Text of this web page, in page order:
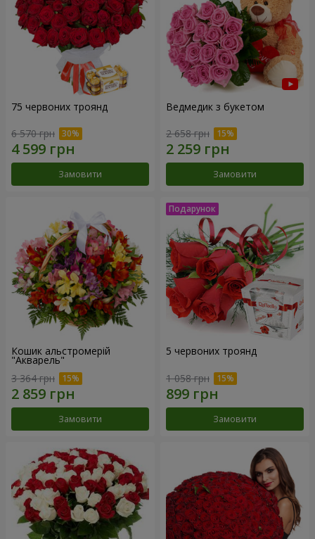
75 червоних троянд
6 570 грн
Замовити
Ведмедик з букетом
2 658 грн
Замовити
Кошик альстромерій
"Акварель"
3 364 грн
Замовити
5 червоних троянд
1 058 грн
Замовити